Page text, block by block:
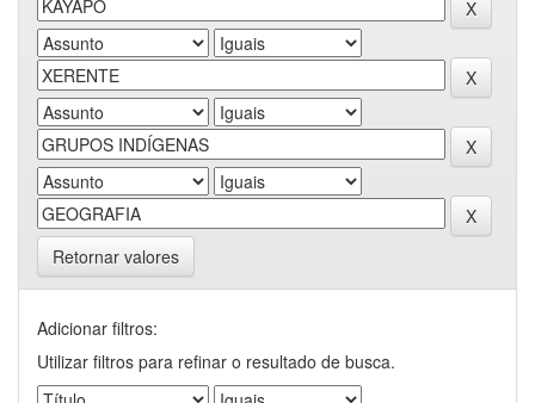
Retornar valores
Adicionar filtros:
Utilizar filtros para refinar o resultado de busca.